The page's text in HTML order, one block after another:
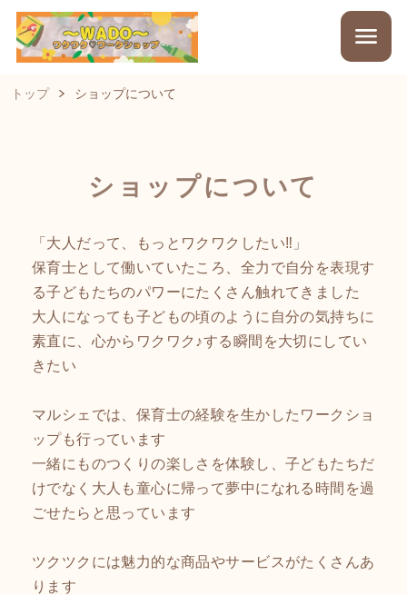
トップ ショップについて
ショップについて
「大人だって、もっとワクワクしたい‼」
保育士として働いていたころ、全力で自分を表現す
る子どもたちのパワーにたくさん触れてきました
大人になっても子どもの頃のように自分の気持ちに
素直に、心からワクワク♪する瞬間を大切にしてい
きたい
マルシェでは、保育士の経験を生かしたワークショ
ップも行っています
一緒にものつくりの楽しさを体験し、子どもたちだ
けでなく大人も童心に帰って夢中になれる時間を過
ごせたらと思っています
ツクツクには魅力的な商品やサービスがたくさんあ
ります